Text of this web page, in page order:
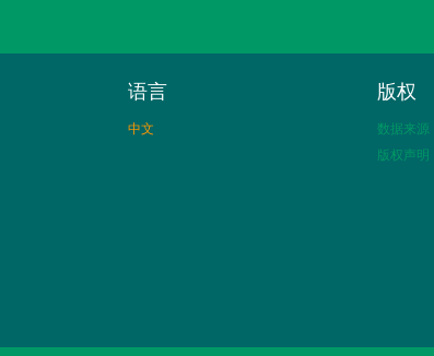
语言
中文
版权
数据来源
版权声明